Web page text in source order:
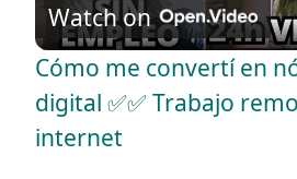
l
a
Watch on
Cómo me convertí en
digital ✅✅ Trabajo
internet